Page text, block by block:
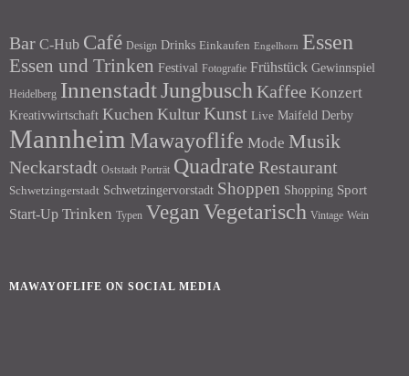
Bar C-Hub Café Design Drinks Einkaufen Engelhorn Essen
Essen und Trinken Festival Fotografie Frühstück Gewinnspiel
Heidelberg InnenstadtJungbusch Kaffee Konzert
Kreativwirtschaft Kuchen Kultur Kunst Live Maifeld Derby
Mannheim Mawayoflife Mode Musik
Neckarstadt Oststadt Porträt Quadrate Restaurant
Schwetzingerstadt Schwetzingervorstadt Shoppen Shopping Sport
Start-Up Trinken Typen Vegan Vegetarisch Vintage Wein
MAWAYOFLIFE ON SOCIAL MEDIA